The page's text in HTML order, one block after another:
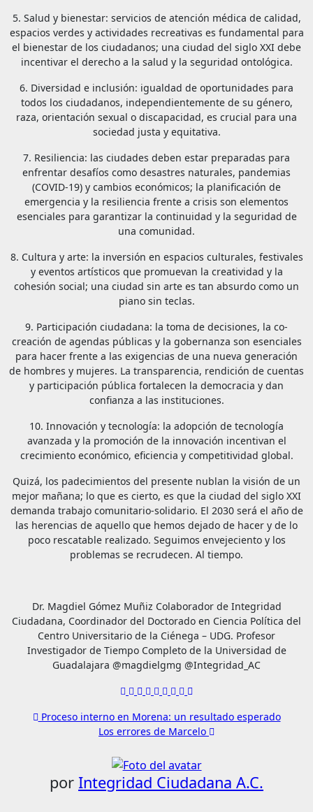
5. Salud y bienestar: servicios de atención médica de calidad,
espacios verdes y actividades recreativas es fundamental para
el bienestar de los ciudadanos; una ciudad del siglo XXI debe
incentivar el derecho a la salud y la seguridad ontológica.
6. Diversidad e inclusión: igualdad de oportunidades para
todos los ciudadanos, independientemente de su género,
raza, orientación sexual o discapacidad, es crucial para una
sociedad justa y equitativa.
7. Resiliencia: las ciudades deben estar preparadas para
enfrentar desafíos como desastres naturales, pandemias
(COVID-19) y cambios económicos; la planificación de
emergencia y la resiliencia frente a crisis son elementos
esenciales para garantizar la continuidad y la seguridad de
una comunidad.
8. Cultura y arte: la inversión en espacios culturales, festivales
y eventos artísticos que promuevan la creatividad y la
cohesión social; una ciudad sin arte es tan absurdo como un
piano sin teclas.
9. Participación ciudadana: la toma de decisiones, la co-
creación de agendas públicas y la gobernanza son esenciales
para hacer frente a las exigencias de una nueva generación
de hombres y mujeres. La transparencia, rendición de cuentas
y participación pública fortalecen la democracia y dan
confianza a las instituciones.
10. Innovación y tecnología: la adopción de tecnología
avanzada y la promoción de la innovación incentivan el
crecimiento económico, eficiencia y competitividad global.
Quizá, los padecimientos del presente nublan la visión de un
mejor mañana; lo que es cierto, es que la ciudad del siglo XXI
demanda trabajo comunitario-solidario. El 2030 será el año de
las herencias de aquello que hemos dejado de hacer y de lo
poco rescatable realizado. Seguimos envejeciento y los
problemas se recrudecen. Al tiempo.
Dr. Magdiel Gómez Muñiz Colaborador de Integridad
Ciudadana, Coordinador del Doctorado en Ciencia Política del
Centro Universitario de la Ciénega – UDG. Profesor
Investigador de Tiempo Completo de la Universidad de
Guadalajara @magdielgmg @Integridad_AC
Navegación
Proceso interno en Morena: un resultado esperado
Los errores de Marcelo
por Integridad Ciudadana A.C.